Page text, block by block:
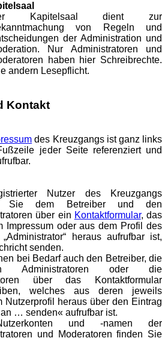
Kapitelsaal dient zur
von Regeln und
der Administration und
Nur Administratoren und
haben hier Schreibrechte.
andern Lesepflicht.
Kontakt
des Kreuzgangs ist ganz links
jeder Seite referenziert und
Nutzer des Kreuzgangs
Sie dem Betreiber und den
über ein Kontaktformular, das
Impressum oder aus dem Profil des
„Administrator“ heraus aufrufbar ist,
senden.
bei Bedarf auch den Betreiber, die
Administratoren oder die
über das Kontaktformular
welches aus deren jeweils
Nutzerprofil heraus über den Eintrag
… senden« aufrufbar ist.
und -namen der
und Moderatoren finden Sie